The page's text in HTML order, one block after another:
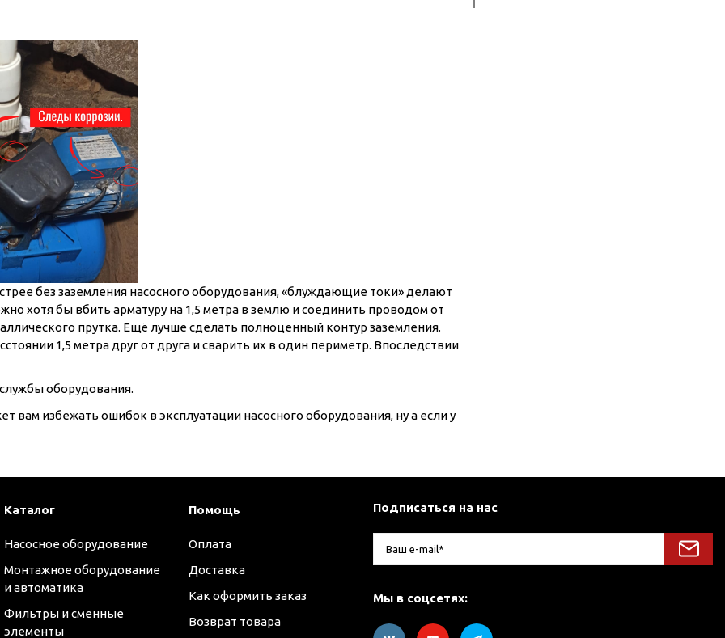
без заземления насосного оборудования, «блуждающие токи» делают
хотя бы вбить арматуру на 1,5 метра в землю и соединить проводом от
прутка. Ещё лучше сделать полноценный контур заземления.
1,5 метра друг от друга и сварить их в один периметр. Впоследствии
оборудования.
вам избежать ошибок в эксплуатации насосного оборудования, ну а если у
Каталог
Насосное оборудование
Монтажное оборудование
и автоматика
Фильтры и сменные
элементы
Помощь
Оплата
Доставка
Как оформить заказ
Возврат товара
Подписаться на нас
Мы в соцсетях: